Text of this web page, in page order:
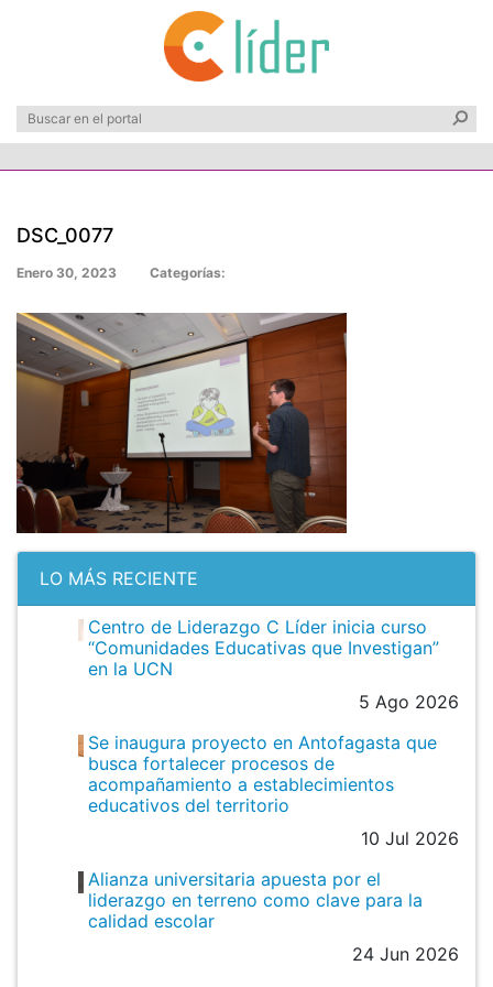
DSC_0077
Enero 30, 2023 Categorías:
LO MÁS RECIENTE
Centro de Liderazgo C Líder inicia curso
“Comunidades Educativas que Investigan”
en la UCN
5 Ago 2026
Se inaugura proyecto en Antofagasta que
busca fortalecer procesos de
acompañamiento a establecimientos
educativos del territorio
10 Jul 2026
Alianza universitaria apuesta por el
liderazgo en terreno como clave para la
calidad escolar
24 Jun 2026